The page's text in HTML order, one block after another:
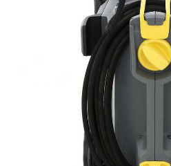
Scies de jardin
Sécateurs électriques à
Sécateurs et Échenilloirs
Sécateurs pneumatiques
Semoirs et Épandeurs
Socs pour tracteur
Souffleurs aspirateurs
Soufreuses - Poudreuses à
JOLLY ITALIA